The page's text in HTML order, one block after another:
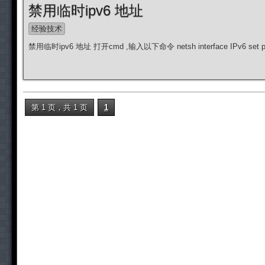
禁用临时ipv6 地址
经验技术
禁用临时ipv6 地址 打开cmd ,输入以下命令 netsh interface IPv6 set
第 1 页，共 1 页 1